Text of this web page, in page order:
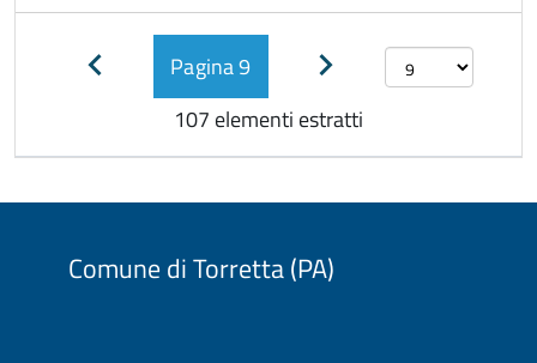
Pagina9
successiva
107 elementi estratti
Comune di Torretta (PA)